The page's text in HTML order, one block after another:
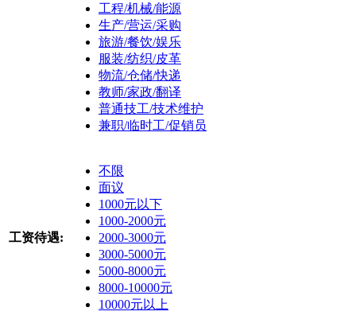
工程/机械/能源
生产/营运/采购
旅游/餐饮/娱乐
服装/纺织/皮革
物流/仓储/快递
教师/家政/翻译
普通技工/技术维护
兼职/临时工/促销员
工资待遇:
不限
面议
1000元以下
1000-2000元
2000-3000元
3000-5000元
5000-8000元
8000-10000元
10000元以上